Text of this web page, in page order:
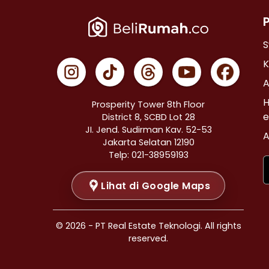
Properti Dijual di Johar Baru >
Properti Dijual di Menteng >
Properti Dijual di Tanah Abang >
Properti Dijual di Kramat >
Properti Dijual di Bendungan Hilir >
Properti Dijual di Jakarta Selatan >
Properti Dijual di Cilandak >
Properti Dijual di Gandaria Selatan >
Properti Dijual di Cipete Selatan >
Properti Dijual di Lenteng Agung >
Properti Dijual di Pondok Pinang >
Properti Dijual di Kebayoran Baru >
Properti Dijual di Mampang Prapatan >
Prosperity Tower 8th Floor
District 8, SCBD Lot 28
JI. Jend. Sudirman Kav. 52-53
Jakarta Selatan 12190
Telp: 021-38959193
Lihat di Google Maps
© 2026 - PT Real Estate Teknologi. All rights
reserved.